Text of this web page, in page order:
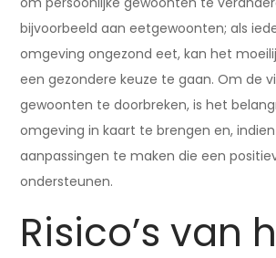
bijvoorbeeld aan eetgewoonten; als
omgeving ongezond eet, kan het
een gezondere keuze te gaan. Om de
gewoonten te doorbreken, is het
omgeving in kaart te brengen en,
aanpassingen te maken die een
ondersteunen.
Risico’s van